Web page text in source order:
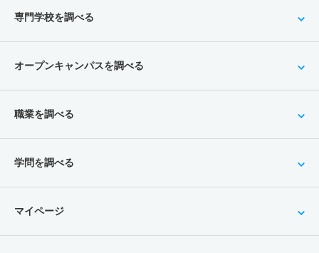
専門学校を調べる
オープンキャンパスを調べる
職業を調べる
学問を調べる
マイページ